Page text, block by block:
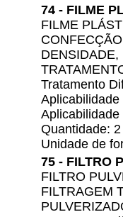
74 - FILME
FILME
Tratamento
Quantidade: 2
Unidade de
75 - FILTRO
FILTRO
FILTRAGEM